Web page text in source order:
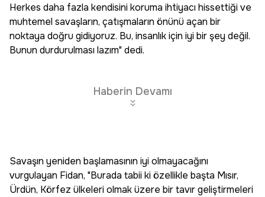
Herkes daha fazla kendisini koruma ihtiyacı hissettiği ve
muhtemel savaşların, çatışmaların önünü açan bir
noktaya doğru gidiyoruz. Bu, insanlık için iyi bir şey değil.
Bunun durdurulması lazım" dedi.
Haberin Devamı
Savaşın yeniden başlamasının iyi olmayacağını
vurgulayan Fidan, "Burada tabii ki özellikle başta Mısır,
Ürdün, Körfez ülkeleri olmak üzere bir tavır geliştirmeleri